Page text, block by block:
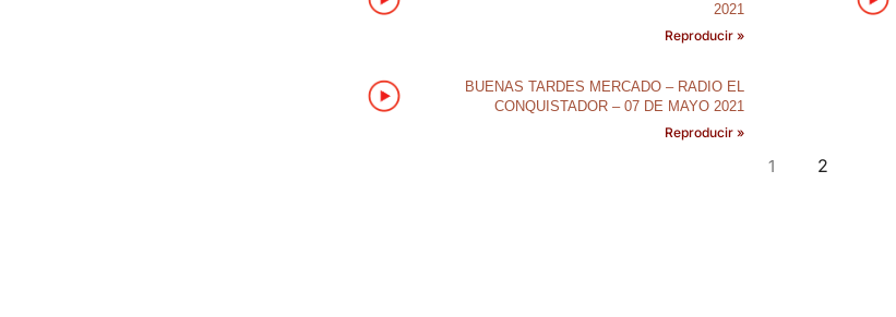
2021
Reproducir »
BUENAS TARDES MERCADO – RADIO EL
CONQUISTADOR – 07 DE MAYO 2021
Reproducir »
1 2